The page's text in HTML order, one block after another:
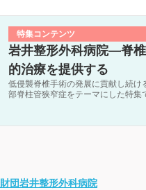
特集コンテンツ
岩井整形外科病院―脊
的治療を提供する
低侵襲脊椎手術の発展に貢献し続
部脊柱管狭窄症をテーマにした特集
団岩井整形外科病院